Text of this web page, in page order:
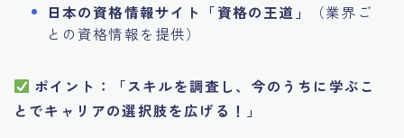
日本の資格情報サイト「資格の王道」
（業界ご
との資格情報を提供）
ポイント：「スキルを調査し、今のうちに学ぶこ
とでキャリアの選択肢を広げる！」